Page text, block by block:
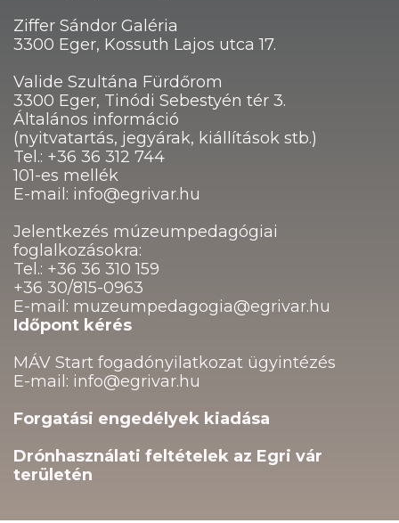
Ziffer Sándor Galéria
3300 Eger, Kossuth Lajos utca 17.
Valide Szultána Fürdőrom
3300 Eger, Tinódi Sebestyén tér 3.
Általános információ
(nyitvatartás, jegyárak, kiállítások stb.)
Tel.: +36 36 312 744
101-es mellék
E-mail: info@egrivar.hu
Jelentkezés múzeumpedagógiai
foglalkozásokra:
Tel.: +36 36 310 159
+36 30/815-0963
E-mail: muzeumpedagogia@egrivar.hu
Időpont kérés
MÁV Start fogadónyilatkozat ügyintézés
E-mail: info@egrivar.hu
Forgatási engedélyek kiadása
Drónhasználati feltételek az Egri vár
területén